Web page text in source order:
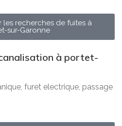
les recherches de fuites à
sur-Garonne
à portet-
furet electrique, passage